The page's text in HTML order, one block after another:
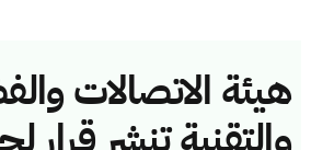
هيئة الاتصالات